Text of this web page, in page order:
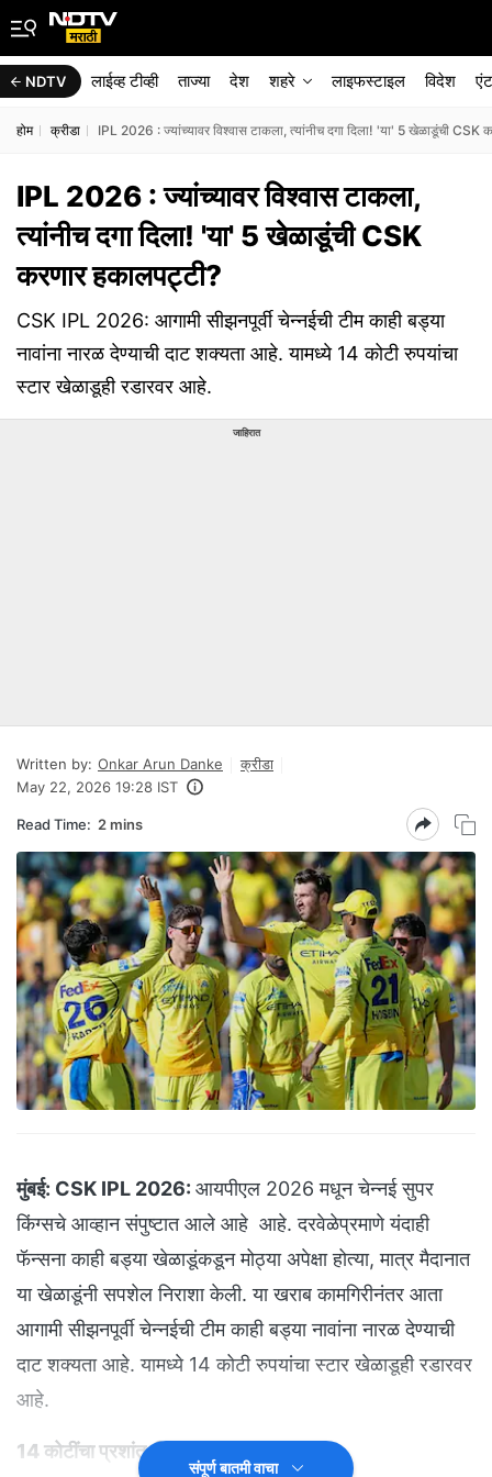
NDTV लाईव्ह टीव्ही ताज्या देश शहरे लाइफस्टाइल विदेश
होम क्रीडा IPL 2026 : ज्यांच्यावर विश्वास टाकला, त्यांनीच दगा दिला! 'या' 5 खेळाडूंची CSK
IPL 2026 : ज्यांच्यावर विश्वास टाकला,
त्यांनीच दगा दिला! 'या' 5 खेळाडूंची CSK
करणार हकालपट्टी?
CSK IPL 2026: आगामी सीझनपूर्वी चेन्नईची टीम काही बड्या
नावांना नारळ देण्याची दाट शक्यता आहे. यामध्ये 14 कोटी रुपयांचा
स्टार खेळाडूही रडारवर आहे.
जाहिरात
Written by: Onkar Arun Danke
क्रीडा
May 22, 2026 19:28 IST
Read Time: 2 mins
मुंबई: CSK IPL 2026: आयपीएल 2026 मधून चेन्नई सुपर
किंग्सचे आव्हान संपुष्टात आले आहे आहे. दरवेळेप्रमाणे यंदाही
फॅन्सना काही बड्या खेळाडूंकडून मोठ्या अपेक्षा होत्या, मात्र मैदानात
या खेळाडूंनी सपशेल निराशा केली. या खराब कामगिरीनंतर आता
आगामी सीझनपूर्वी चेन्नईची टीम काही बड्या नावांना नारळ देण्याची
दाट शक्यता आहे. यामध्ये 14 कोटी रुपयांचा स्टार खेळाडूही रडारवर
आहे.
14 कोटींचा प्रशांत वीर ठरला फ्लॉप
संपूर्ण बातमी वाचा